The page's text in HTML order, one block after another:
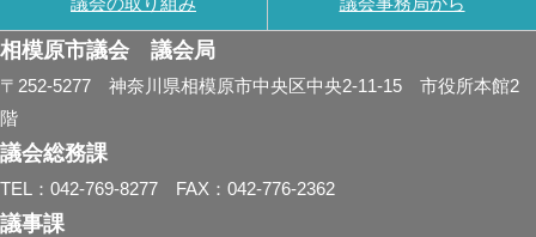
相模原市議会 議会局
〒252-5277 神奈川県相模原市中央区中央2-11-15 市役所本館2
階
議会総務課
TEL：042-769-8277 FAX：042-776-2362
議事課